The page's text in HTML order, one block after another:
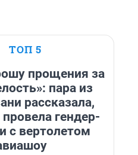
ТОП 5
прощения за
пара из
рассказала,
провела гендер-
с вертолетом